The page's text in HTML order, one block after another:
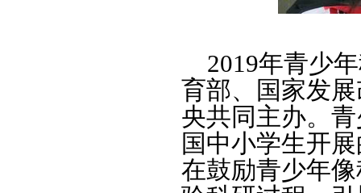
2019年青少
育部、国家发
央共同主办。
国中小学生开
在鼓励青少年